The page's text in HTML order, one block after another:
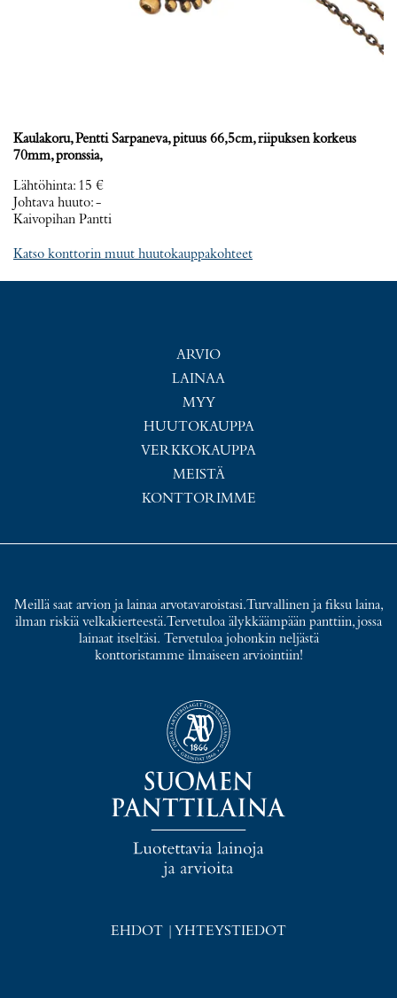
Kaulakoru, Pentti Sarpaneva, pituus 66,5cm, riipuksen korkeus
70mm, pronssia,
Lähtöhinta: 15 €
Johtava huuto:-
Kaivopihan Pantti
Katso konttorin muut huutokauppakohteet
ARVIO
LAINAA
MYY
HUUTOKAUPPA
VERKKOKAUPPA
MEISTÄ
KONTTORIMME
Meillä saat arvion ja lainaa arvotavaroistasi. Turvallinen ja fiksu laina,
ilman riskiä velkakierteestä. Tervetuloa älykkäämpään panttiin, jossa
lainaat itseltäsi. Tervetuloa johonkin neljästä
konttoristamme ilmaiseen arviointiin!
EHDOT YHTEYSTIEDOT